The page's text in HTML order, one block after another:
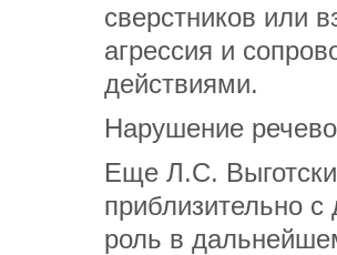
сверстников или
агрессия и
действиями.
Нарушение
Еще Л.С.
приблизительно
роль в